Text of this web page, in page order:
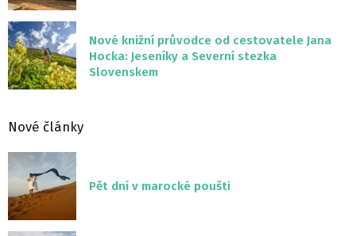
Nové knižní průvodce od cestovatele Jana
Hocka: Jeseníky a Severní stezka
Slovenskem
Nové články
Pět dní v marocké poušti